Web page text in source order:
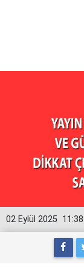
11:38
02 Eylül 2025